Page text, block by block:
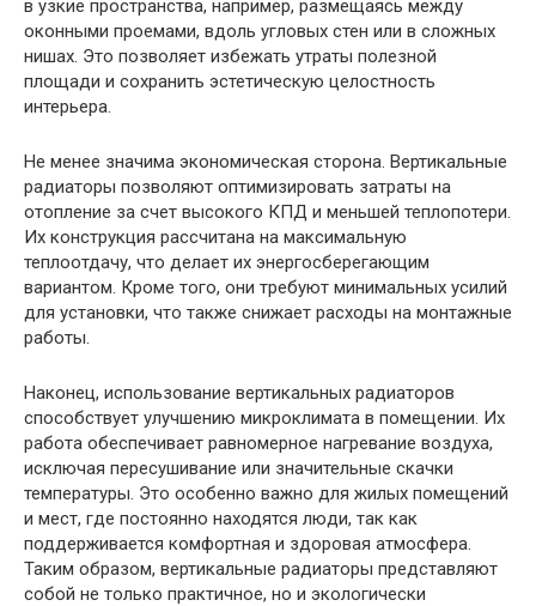
в узкие пространства, например, размещаясь между
оконными проемами, вдоль угловых стен или в сложных
нишах. Это позволяет избежать утраты полезной
площади и сохранить эстетическую целостность
интерьера.
Не менее значима экономическая сторона. Вертикальные
радиаторы позволяют оптимизировать затраты на
отопление за счет высокого КПД и меньшей теплопотери.
Их конструкция рассчитана на максимальную
теплоотдачу, что делает их энергосберегающим
вариантом. Кроме того, они требуют минимальных усилий
для установки, что также снижает расходы на монтажные
работы.
Наконец, использование вертикальных радиаторов
способствует улучшению микроклимата в помещении. Их
работа обеспечивает равномерное нагревание воздуха,
исключая пересушивание или значительные скачки
температуры. Это особенно важно для жилых помещений
и мест, где постоянно находятся люди, так как
поддерживается комфортная и здоровая атмосфера.
Таким образом, вертикальные радиаторы представляют
собой не только практичное, но и экологически